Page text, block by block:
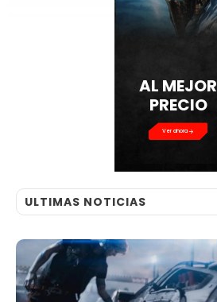
AL MEJOR
PRECIO
Ver ahora
ULTIMAS NOTICIAS